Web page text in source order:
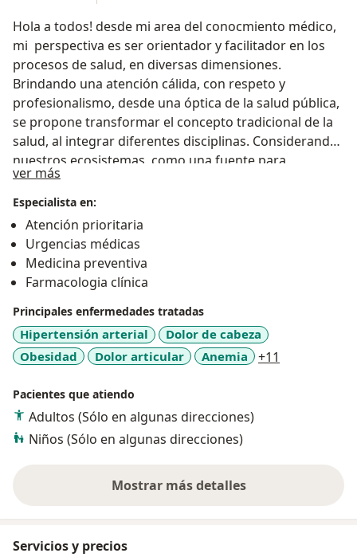
Hola a todos! desde mi area del conocmiento médico,
mi perspectiva es ser orientador y facilitador en los
procesos de salud, en diversas dimensiones.
Brindando una atención cálida, con respeto y
profesionalismo, desde una óptica de la salud pública,
se propone transformar el concepto tradicional de la
salud, al integrar diferentes disciplinas. Considerando
nuestros ecosistemas como una fuente para
identificar y promover estilos de vida saludables. La
medicina como centro integrador y promotor de
calidad de vida se pretende sensibilizar sobre las
acciones humanas y su relación con las condiciones de
salud en todas las esferas de la vida. ¡Sean
bienvenidos!
ver más
Especialista en:
Atención prioritaria
Urgencias médicas
Medicina preventiva
Farmacologia clínica
Principales enfermedades tratadas
Hipertensión arterial
Dolor de cabeza
Obesidad
Dolor articular Anemia +11
Pacientes que atiendo
Adultos (Sólo en algunas direcciones)
Niños (Sólo en algunas direcciones)
Mostrar más detalles
sobre la experiencia
Servicios y precios